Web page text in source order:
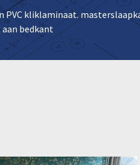
PVC kliklaminaat.
bedkant